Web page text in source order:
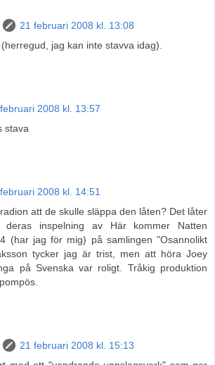
21 februari 2008 kl. 13:08
(herregud, jag kan inte stavva idag).
2008 kl. 13:57
stava
2008 kl. 14:51
att de skulle släppa den låten? Det låter
deras inspelning av Här kommer Natten
(har jag för mig) på samlingen "Osannolikt
tycker jag är trist, men att höra Joey
på Svenska var roligt. Tråkig produktion
21 februari 2008 kl. 15:13